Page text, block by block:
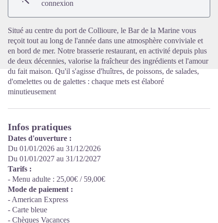
connexion
Situé au centre du port de Collioure, le Bar de la Marine vous
reçoit tout au long de l'année dans une atmosphère conviviale et
en bord de mer. Notre brasserie restaurant, en activité depuis plus
de deux décennies, valorise la fraîcheur des ingrédients et l'amour
du fait maison. Qu'il s'agisse d'huîtres, de poissons, de salades,
d'omelettes ou de galettes : chaque mets est élaboré
minutieusement
Infos pratiques
Dates d'ouverture :
Du 01/01/2026 au 31/12/2026
Du 01/01/2027 au 31/12/2027
Tarifs :
- Menu adulte : 25,00€ / 59,00€
Mode de paiement :
- American Express
- Carte bleue
- Chèques Vacances